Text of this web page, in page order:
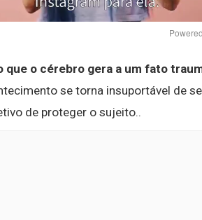
que o cérebro gera a um fato
se torna insuportável de
de proteger o sujeito..